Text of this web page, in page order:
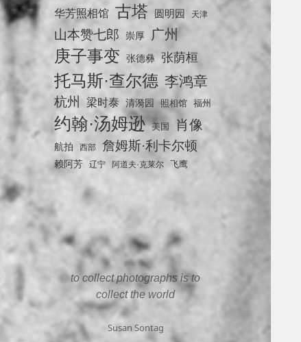
华芳照相馆 古塔 圆明园 天津
山本赞七郎 崇厚 广州
庚子事变 张德彝 张荫桓
托马斯·查尔德 李鸿章
杭州 梁时泰 清漪园 照相馆 福州
约翰·汤姆逊 美国 肖像
航拍 西部 詹姆斯·利卡尔顿
赖阿芳 辽宁 阿道夫·克莱尔 飞鹰
to collect photographs is to
collect the world
Susan Sontag